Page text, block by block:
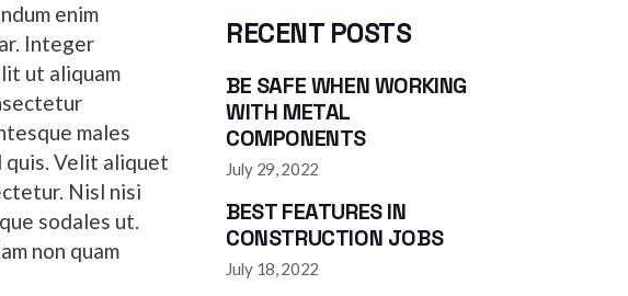
enim
Integer
ut aliquam
males
quis. Velit aliquet
Nisl nisi
sodales ut.
non quam
RECENT POSTS
BE SAFE WHEN WORKING
WITH METAL
COMPONENTS
July 29, 2022
BEST FEATURES IN
CONSTRUCTION JOBS
July 18, 2022